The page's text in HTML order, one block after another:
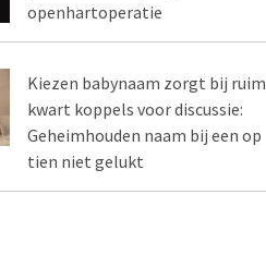
openhartoperatie
Kiezen babynaam zorgt bij ruim
kwart koppels voor discussie:
Geheimhouden naam bij een op
tien niet gelukt